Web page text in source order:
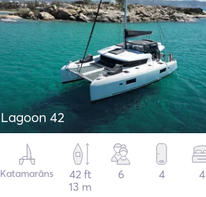
Lagoon 42
Katamarāns
42 ft
13 m
6 4 4